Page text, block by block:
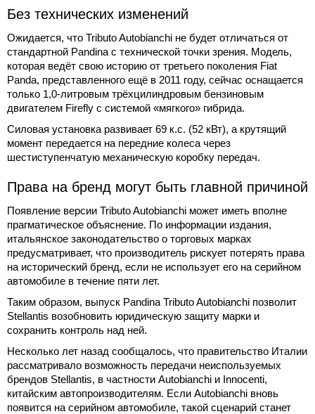
Без технических изменений
Ожидается, что Tributo Autobianchi не будет отличаться от
стандартной Pandina с технической точки зрения. Модель,
которая ведёт свою историю от третьего поколения Fiat
Panda, представленного ещё в 2011 году, сейчас оснащается
только 1,0-литровым трёхцилиндровым бензиновым
двигателем Firefly с системой «мягкого» гибрида.
Силовая установка развивает 69 к.с. (52 кВт), а крутящий
момент передается на передние колеса через
шестиступенчатую механическую коробку передач.
Права на бренд могут быть главной причиной
Появление версии Tributo Autobianchi может иметь вполне
прагматическое объяснение. По информации издания,
итальянское законодательство о торговых марках
предусматривает, что производитель рискует потерять права
на исторический бренд, если не использует его на серийном
автомобиле в течение пяти лет.
Таким образом, выпуск Pandina Tributo Autobianchi позволит
Stellantis возобновить юридическую защиту марки и
сохранить контроль над ней.
Несколько лет назад сообщалось, что правительство Италии
рассматривало возможность передачи неиспользуемых
брендов Stellantis, в частности Autobianchi и Innocenti,
китайским автопроизводителям. Если Autobianchi вновь
появится на серийном автомобиле, такой сценарий станет